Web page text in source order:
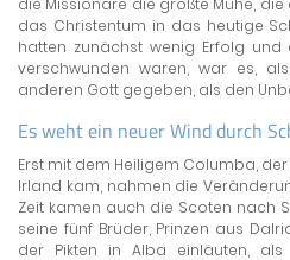
die Missionare die größte Mühe,
das Christentum in das heutige
hatten zunächst wenig Erfolg
verschwunden waren, war es,
anderen Gott gegeben, als den
Es weht ein neuer Wind durch
Erst mit dem Heiligem Columba,
Irland kam, nahmen die
Zeit kamen auch die Scoten nach
seine fünf Brüder, Prinzen aus
der Pikten in Alba einläuten,